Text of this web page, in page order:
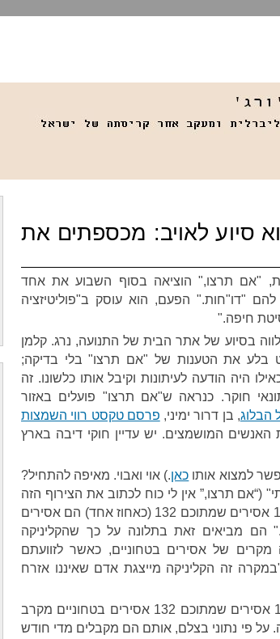
סיוע לאויב: מכספתים את
"אם תרצו," הוציאה בסוף השבוע את אחד
"דו"חות." הפעם, הוא עוסק ב"פוליטיזציה
חיפה."
בסיוע של אתר הבית של התנועה, נרג. קלמן
בלע את הטענות של "אם תרצו" בלי בדיקה;
היה הודעה לעיתונות וקיבל אותו כלשונו. זה
חוקר. כנראה ש"אם תרצו" פועלים באזור
הבלוג, בן דרור ימיני, פרסם טקסט רווי השמצות
המושמצים. יש עדיין חוקי דיבה בארץ
למצוא אותו כאן.) אוי ואבוי. מאיפה להתחיל?
"אמתי" (“אם תרצו,” אין לי כוח לכתוב את הצירוף הזה
שוב ושוב) שיש בישראל "10,000 אסירים שמתוכם 132 (כאחוז אחד) הם אסירים
הם מביאים זאת בתלונה על כך שהקליניקה
מקרים של אסירים בטחוניים, כאשר לזוועתם
זה הקליניקה מייצגת אדם שאיננו אזרח
המספר של "אמתי" על "10,000 אסירים שמתוכם 132 אסירים בטחוניים מקרב
על פי נתוני בצלם, אותם הם מקבלים מדי חודש